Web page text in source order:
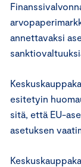
annettavaksi
esitetyin
sitä, että EU-
asetuksen